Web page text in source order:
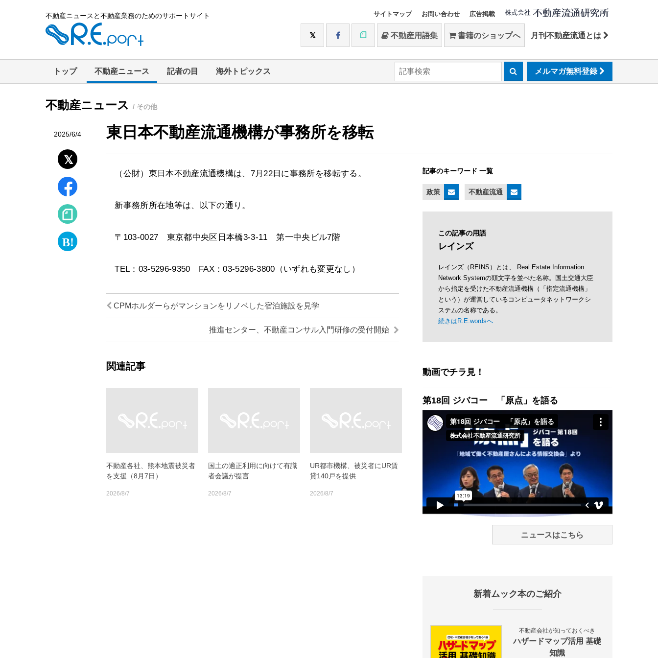
不動産ニュースと不動産業務のためのサポートサイト サイトマップ お問い合わせ 広告掲載
不動産用語集 書籍のショップへ 月刊不動産流通とは
トップ 不動産ニュース 記者の目 海外トピックス メルマガ無料登録
不動産ニュース / その他
2025/6/4 東日本不動産流通機構が事務所を移転
（公財）東日本不動産流通機構は、7月22日に事務所を移転する。
新事務所所在地等は、以下の通り。
〒103-0027 東京都中央区日本橋3-3-11 第一中央ビル7階
TEL：03-5296-9350 FAX：03-5296-3800（いずれも変更なし）
CPMホルダーらがマンションをリノベした宿泊施設を見学
推進センター、不動産コンサル入門研修の受付開始
関連記事
不動産各社、熊本地震被災者
を支援（8月7日）
2026/8/7
国土の適正利用に向けて有識
者会議が提言
2026/8/7
UR都市機構、被災者にUR賃
貸140戸を提供
2026/8/7
記事のキーワード 一覧
政策 不動産流通
この記事の用語
レインズ
レインズ（REINS）とは、 Real Estate Information
Network Systemの頭文字を並べた名称。国土交通大臣
から指定を受けた不動産流通機構（「指定流通機構」
という）が運営しているコンピュータネットワークシ
ステムの名称である。
続きはR.E.wordsへ
動画でチラ見！
第18回 ジバコー 「原点」を語る
ニュースはこちら
新着ムック本のご紹介
不動産会社が知っておくべき
ハザードマップ活用 基礎
知識